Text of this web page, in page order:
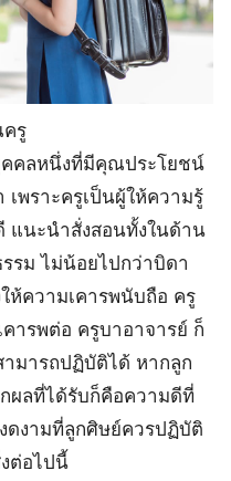
รู
คคลหนึ่งที่มีคุณประโยชน์
พราะครูเป็นผู้ให้ความรู้
แนะนำสั่งสอนทั้งในด้าน
รม ไม่น้อยไปกว่าบิดา
ห้ความเคารพนับถือ ครู
ารพต่อ ครูบาอาจารย์ ก็
ามารถปฏิบัติได้ หากลูก
ลที่ได้รับก็คือความดีที่
ดงามที่ลูกศิษย์ควรปฏิบัติ
ต่อไปนี้